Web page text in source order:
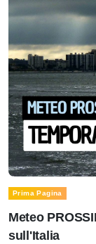
Prima Pagina
Meteo
sull'Italia